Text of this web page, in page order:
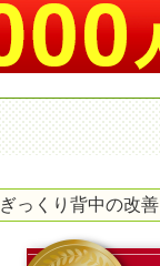
ぎっくり背中の改善